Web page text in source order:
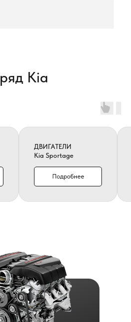
Kia
ДВИГАТЕЛИ
Kia Sportage
Подробнее